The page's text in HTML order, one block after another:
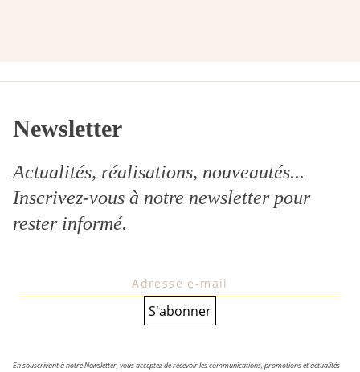
Newsletter
Actualités, réalisations, nouveautés...
Inscrivez-vous à notre newsletterpour
rester informé.
En souscrivant à notre Newsletter, vous acceptez de recevoir les communications, promotions et actualités